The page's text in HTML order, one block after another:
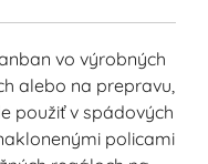
vo výrobných
alebo na prepravu,
použiť v spádových
policami